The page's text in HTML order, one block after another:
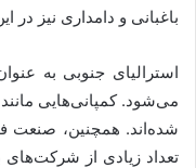
باغبانی و دامداری نیز در
استرالیای جنوبی به
شده‌اند. همچنین، صنعت